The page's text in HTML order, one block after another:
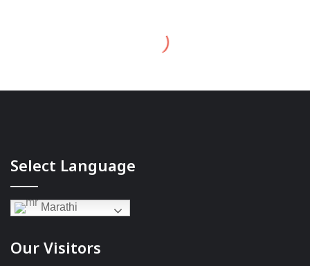
Select Language
Marathi
Our Visitors